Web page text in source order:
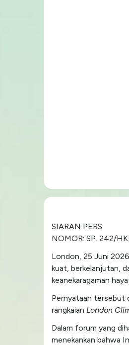
SIARAN PERS
NOMOR: SP. 242/
London, 25 Juni
kuat, berkelanjutan,
keanekaragaman
Pernyataan tersebut
rangkaian London
Dalam forum yang
menekankan bahwa